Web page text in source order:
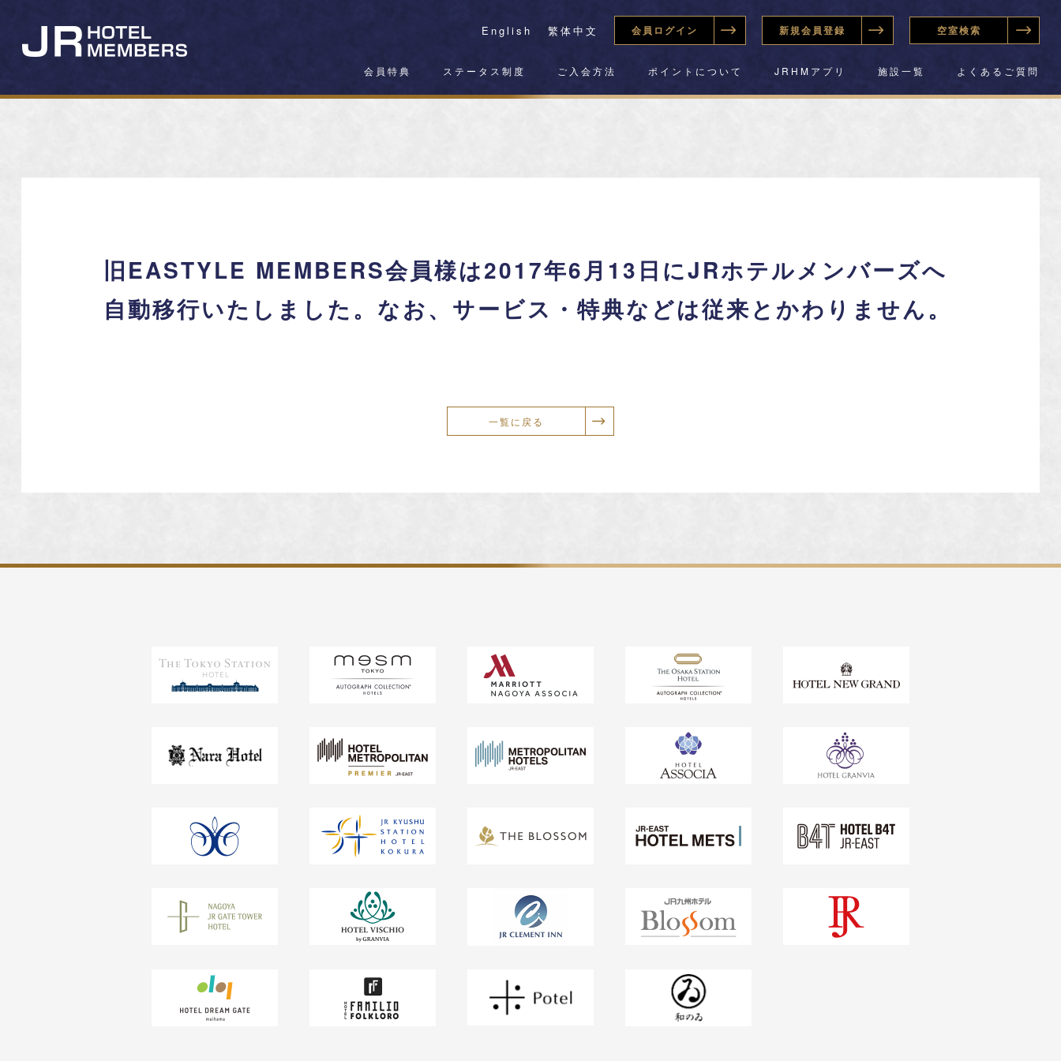
English 繁体中文 会員ログイン 新規会員登録 空室検索
会員特典 ステータス制度 ご入会方法 ポイントについて JRHMアプリ 施設一覧 よくあるご質問
旧EASTYLE MEMBERS会員様は2017年6月13日にJRホテルメンバーズへ
自動移行いたしました。なお、サービス・特典などは従来とかわりません。
一覧に戻る